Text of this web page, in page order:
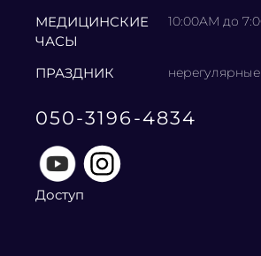
МЕДИЦИНСКИЕ
ЧАСЫ
10:00AM до
ПРАЗДНИК нерегулярные
050-3196-4834
Доступ